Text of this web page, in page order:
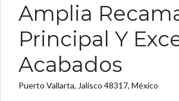
Amplia
Principal Y
Acabados
Puerto Vallarta, Jalisco 48317, México